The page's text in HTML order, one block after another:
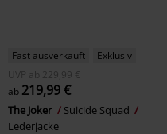
Fast ausverkauft
Exklusiv
UVP
ab 229,99 €
ab 219,99 €
The Joker
Suicide Squad
Lederjacke